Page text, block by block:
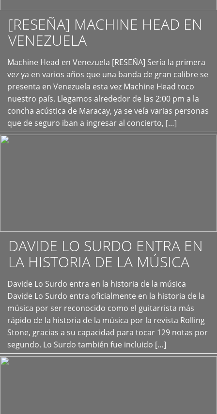
[RESEÑA] MACHINE HEAD EN
VENEZUELA
Machine Head en Venezuela [RESEÑA] Sería la primera
vez ya en varios años que una banda de gran calibre se
presenta en Venezuela esta vez Machine Head toco
nuestro país. Llegamos alrededor de las 2:00 pm a la
concha acústica de Maracay, ya se veía varias personas
que de seguro iban a ingresar al concierto, […]
+
DAVIDE LO SURDO ENTRA EN
LA HISTORIA DE LA MÚSICA
Davide Lo Surdo entra en la historia de la música
Davide Lo Surdo entra oficialmente en la historia de la
música por ser reconocido como el guitarrista más
rápido de la historia de la música por la revista Rolling
Stone, gracias a su capacidad para tocar 129 notas por
segundo. Lo Surdo también fue incluido […]
+